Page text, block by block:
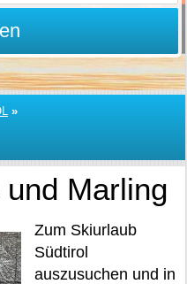
»
Marling
Zum Skiurlaub
Südtirol
auszusuchen und in